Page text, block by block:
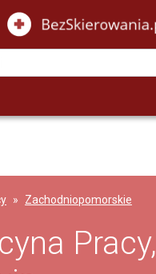
Zachodniopomorskie
Pracy,